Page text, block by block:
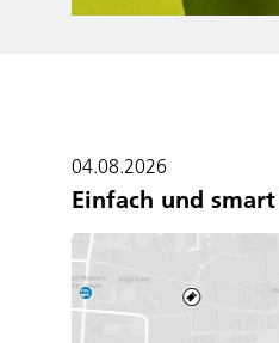
04.08.2026
Einfach und